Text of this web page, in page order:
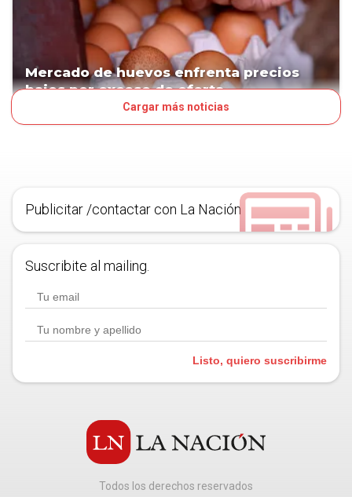
Mercado de huevos enfrenta precios
bajos por exceso de oferta
Cargar más noticias
Publicitar /contactar con La Nación
Suscribite al mailing.
Listo, quiero suscribirme
Todos los derechos reservados